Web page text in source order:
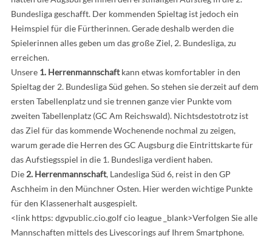
Bundesliga geschafft. Der kommenden Spieltag ist jedoch ein
Heimspiel für die Fürtherinnen. Gerade deshalb werden die
Spielerinnen alles geben um das große Ziel, 2. Bundesliga, zu
erreichen.
Unsere 1. Herrenmannschaftkann etwas komfortabler in den
Spieltag der 2. Bundesliga Süd gehen. So stehen sie derzeit auf dem
ersten Tabellenplatz und sie trennen ganze vier Punkte vom
zweiten Tabellenplatz (GC Am Reichswald). Nichtsdestotrotz ist
das Ziel für das kommende Wochenende nochmal zu zeigen,
warum gerade die Herren des GC Augsburg die Eintrittskarte für
das Aufstiegsspiel in die 1. Bundesliga verdient haben.
Die 2. Herrenmannschaft, Landesliga Süd 6, reist in den GP
Aschheim in den Münchner Osten. Hier werden wichtige Punkte
für den Klassenerhalt ausgespielt.
<link https: dgvpublic.cio.golf cio league _blank>Verfolgen Sie alle
Mannschaften mittels des Livescorings auf Ihrem Smartphone.